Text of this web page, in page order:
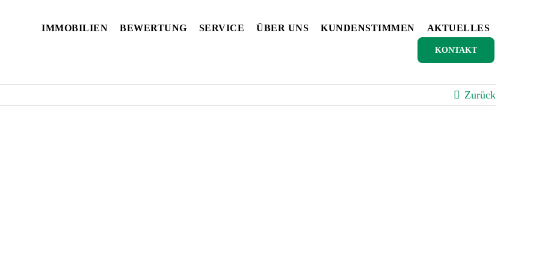
IMMOBILIEN BEWERTUNG SERVICE ÜBER UNS KUNDENSTIMMEN AKTUELLES
KONTAKT
Zurück